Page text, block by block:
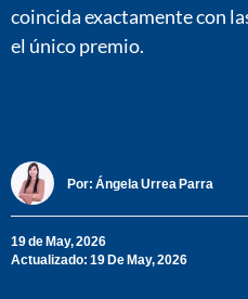
coincida exactamente con
el único premio.
Por: Ángela Urrea Parra
19 de May, 2026
Actualizado: 19 De May, 2026